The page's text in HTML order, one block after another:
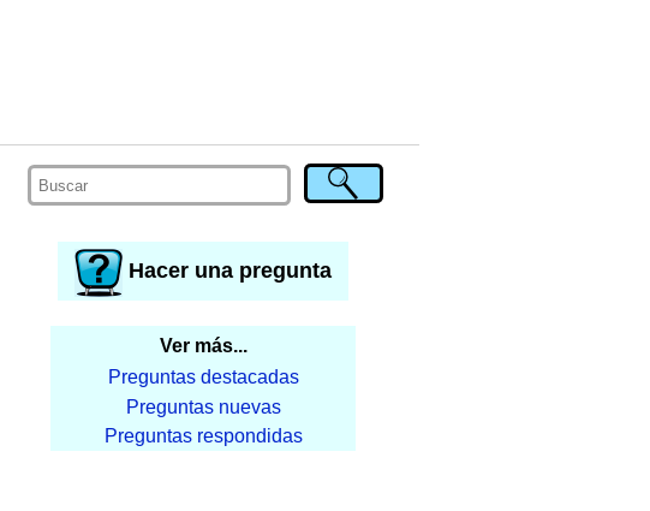
Hacer una pregunta
Ver más...
Preguntas destacadas
Preguntas nuevas
Preguntas respondidas